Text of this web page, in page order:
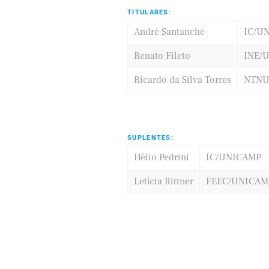
TITULARES:
André Santanchè
IC/
Renato Fileto
INE/
Ricardo da Silva Torres
NTNU
SUPLENTES:
Hélio Pedrini
IC/UNICAMP
Letícia Rittner
FEEC/